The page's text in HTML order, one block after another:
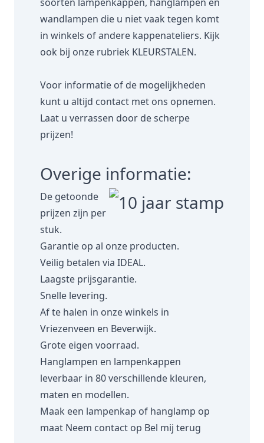
wandlampen die u niet vaak tegen komt
in winkels of andere kappenateliers. Kijk
ook bij onze rubriek KLEURSTALEN.
Voor informatie of de mogelijkheden
kunt u altijd contact met ons opnemen.
Laat u verrassen door de scherpe
prijzen!
Overige informatie:
De getoonde
prijzen zijn per
stuk.
Garantie op al onze producten.
Veilig betalen via IDEAL.
Laagste prijsgarantie.
Snelle levering.
Af te halen in onze winkels in
Vriezenveen en Beverwijk.
Grote eigen voorraad.
Hanglampen en lampenkappen
leverbaar in 80 verschillende kleuren,
maten en modellen.
Maak een lampenkap of hanglamp op
maat Neem contact op Bel mij terug